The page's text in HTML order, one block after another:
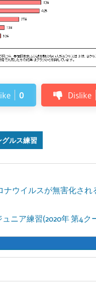
0 Dislike
グルス練習
ナウイルスが無害化され
ュニア練習(2020年 第4ク